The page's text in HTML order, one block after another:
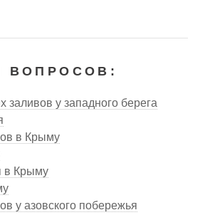
ВОПРОСОВ:
заливов у западного берега
в Крыму
в Крыму
у азовского побережья